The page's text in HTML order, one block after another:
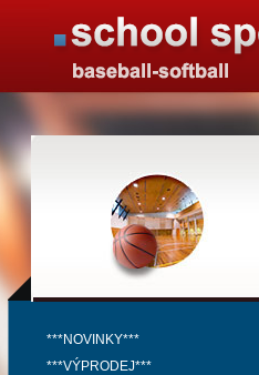
***NOVINKY***
***VÝPRODEJ***